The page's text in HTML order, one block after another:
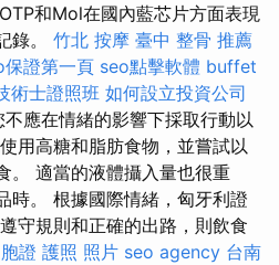
OTP和Mol在國內藍芯片方面表現
錄。 竹北 按摩 臺中 整骨 推薦
保證第一頁 seo點擊軟體 buffet
術士證照班 如何設立投資公司
不應在情緒的影響下採取行動以
用高糖和脂肪食物，並嘗試以
。 適當的液體攝入量也很重
時。 根據國際情緒，匈牙利證
守規則和正確的出路，則飲食
證 護照 照片 seo agency 台南